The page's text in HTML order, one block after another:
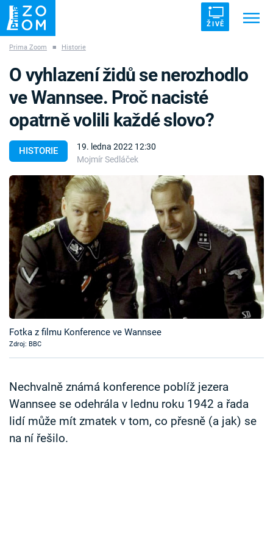
ŽIVĚ
ZÁHADY VETŘELCI DÁVNOVĚKU
Témata
Témata
Pořady
TV Program
Časopis
Sledujte prima+
Sledujte nás
Prima Zoom ■ Historie
HISTORIE
19. ledna 2022 12:30
Mojmír Sedláček
O vyhlazení židů se nerozhodlo
ve Wannsee. Proč nacisté
opatrně volili každé slovo?
Fotka z filmu Konference ve Wannsee
Zdroj: BBC
Nechvalně známá konference poblíž jezera
Wannsee se odehrála v lednu roku 1942 a řada
lidí může mít zmatek v tom, co přesně (a jak) se
na ní řešilo.